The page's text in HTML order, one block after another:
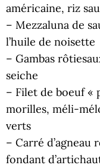
américaine, riz
– Mezzaluna de
l’huile de noisette
– Gambas
seiche
– Filet de boeuf «
morilles, méli-
verts
– Carré
fondant